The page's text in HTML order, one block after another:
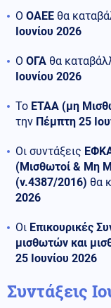
Ο ΟΑΕΕ θα
Ιουνίου 2026
Ο ΟΓΑ θα
Ιουνίου 2026
Το ΕΤΑΑ (μη
την Πέμπτη 25
Οι συντάξεις ΕΦΚΑ
(Μισθωτοί & Μη
(ν.4387/2016) θα
2026
Οι Επικουρικές
μισθωτών και
25 Ιουνίου 2026
Συντάξεις